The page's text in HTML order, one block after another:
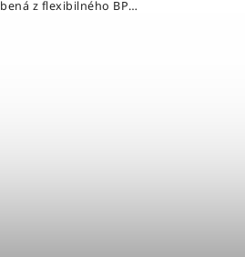
z flexibilného BPA